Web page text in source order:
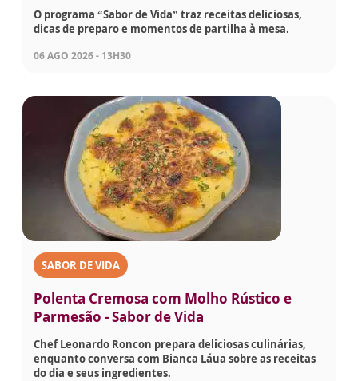
O programa “Sabor de Vida” traz receitas deliciosas,
dicas de preparo e momentos de partilha à mesa.
06 AGO 2026 - 13H30
SABOR DE VIDA
Polenta Cremosa com Molho Rústico e
Parmesão - Sabor de Vida
Chef Leonardo Roncon prepara deliciosas culinárias,
enquanto conversa com Bianca Láua sobre as receitas
do dia e seus ingredientes.